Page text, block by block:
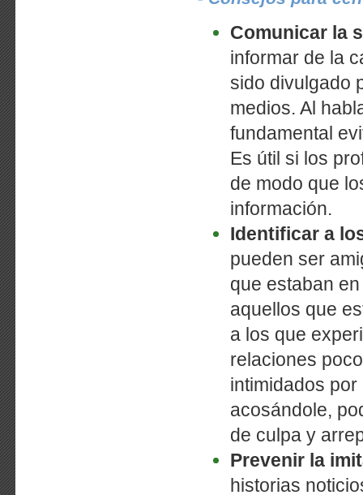
Comunicar la
informar de la
sido divulgado
medios. Al
fundamental
Es útil si los
de modo que
información.
Identificar a
pueden ser
que estaban
aquellos que
a los que
relaciones
intimidados
acosándole,
de culpa y
Prevenir la
historias